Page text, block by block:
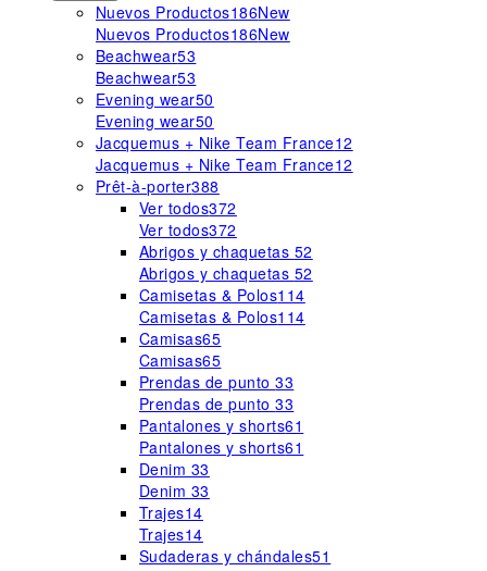
Nuevos Productos186New
Nuevos Productos186New
Beachwear53
Beachwear53
Evening wear50
Evening wear50
Jacquemus + Nike Team France12
Jacquemus + Nike Team France12
Prêt-à-porter388
Ver todos372
Ver todos372
Abrigos y chaquetas 52
Abrigos y chaquetas 52
Camisetas & Polos114
Camisetas & Polos114
Camisas65
Camisas65
Prendas de punto33
Prendas de punto33
Pantalones y shorts61
Pantalones y shorts61
Denim 33
Denim 33
Trajes14
Trajes14
Sudaderas y chándales51